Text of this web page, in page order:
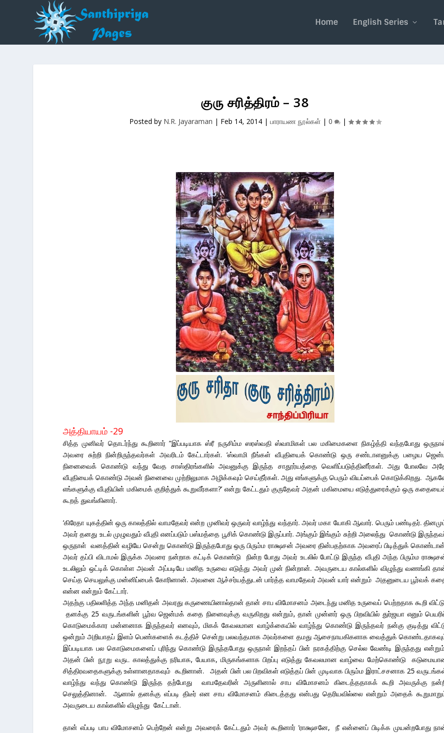
Home English Series
குரு சரித்திரம் – 38
Posted by N.R. Jayaraman | Feb 14, 2014| பாராயண நூல்கள்| 0 |
அத்தியாயம் -29
சித்த முனிவர் தொடர்ந்து கூறினார் ”இப்படியாக ஸ்ரீ நருசிம்ம ஸரஸ்வதி ஸ்வாமிகள் பல மகிமைகளை நிகழ்த்தி வந்தபோது
அவரை சுற்றி நின்றிருந்தவர்கள் அவரிடம் கேட்டார்கள். ‘ஸ்வாமி நீங்கள் வீபுதியைக் கொண்டு ஒரு சண்டாளனுக்கு பழைய
நினைவைக் கொண்டு வந்து வேத சாஸ்திரங்களில் அவனுக்கு இருந்த சாதூர்யத்தை வெளிப்படுத்தினீர்கள். அது போலவே
வீபுதியைக் கொண்டு அவன் நினைவை முற்றிலுமாக அழிக்கவும் செய்தீர்கள். அது எங்களுக்கு பெரும் வியப்பைக் கொடுக்கிறது.
எங்களுக்கு வீபுதியின் மகிமைக் குறித்துக் கூறுவீர்களா?’ என்று கேட்டதும் குருதேவர் அதன் மகிமையை எடுத்துரைக்கும் ஒரு
கூறத் துவங்கினார்.
‘கிரேதா யுகத்தின் ஒரு காலத்தில் வாமதேவர் என்ற முனிவர் ஒருவர் வாழ்ந்து வந்தார். அவர் மகா யோகி ஆவார். பெரும் பண்டிதர்.
அவர் தனது உடல் முழுவதும் வீபுதி எனப்படும் பஸ்மத்தை பூசிக் கொண்டு இருப்பார். அங்கும் இங்கும் சுற்றி அலைந்து கொண்டு
ஒருநாள் வனத்தின் வழியே சென்று கொண்டு இருந்தபோது ஒரு பிரும்ம ராக்ஷசன் அவரை தின்பதற்காக அவரைப் பிடித்துக்
அவர் தப்பி விடாமல் இருக்க அவரை நன்றாக கட்டிக் கொண்டு நின்ற போது அவர் உடலில் போட்டு இருந்த வீபுதி அந்த பிரும்ம
உடலிலும் ஒட்டிக் கொள்ள அவன் அப்படியே மனித உருவை எடுத்து அவர் முன் நின்றான். அவருடைய கால்களில் விழுந்து வணங்கி
செய்த செயலுக்கு மன்னிப்பைக் கோரினான். அவனை ஆச்சர்யத்துடன் பார்த்த வாமதேவர் அவன் யார் என்றும் அதனுடைய பூர்வக்
என்ன என்றும் கேட்டார்.
அதற்கு பதிலளித்த அந்த மனிதன் அவரது கருணையினால்தான் தான் சாப விமோசனம் அடைந்து மனித உருவைப் பெற்றதாக கூறி
தனக்கு 25 வருடங்களின் பூர்வ ஜென்மக் கதை நினைவுக்கு வருகிறது என்றும், தான் முன்னர் ஒரு பிறவியில் துர்ஜயா எனும்
கொடுமைக்கார மன்னனாக இருந்தவர் எனவும், மிகக் கேவலமான வாழ்க்கையில் வாழ்ந்து கொண்டு இருந்தவர் நன்கு குடித்து
ஒன்றும் அறியாதப் இளம் பெண்களைக் கடத்திச் சென்று பலவந்தமாக அவர்களை தமது ஆசைநாயகிகளாக வைத்துக்
இப்படியாக பல கொடுமைகளைப் புரிந்து கொண்டு இருந்தபோது ஒருநாள் இறந்தப் பின் நரகத்திற்கு செல்ல வேண்டி இருந்தது
அதன் பின் நூறு வருட காலத்துக்கு நரியாக, பேயாக, மிருகங்களாக பிறப்பு எடுத்து கேவலமான வாழ்வை மேற்கொண்டு
சித்திரவதைகளுக்கு உள்ளானதாகவும் கூறினான். அதன் பின் பல பிறவிகள் எடுத்தப் பின் முடிவாக பிரும்ம இராட்சசனாக 25
வாழ்ந்து வந்து கொண்டு இருந்த தற்போது வாமதேவரின் அருளினால் சாப விமோசனம் கிடைத்ததாகக் கூறி அவருக்கு
செலுத்தினான். ஆனால் தனக்கு எப்படி திடீர் என சாப விமோசனம் கிடைத்தது என்பது தெரியவில்லை என்றும் அதைக்
அவருடைய கால்களில் விழுந்து கேட்டான்.
தான் எப்படி பாப விமோசனம் பெற்றேன் என்று அவரைக் கேட்டதும் அவர் கூறினார் ‘ராக்ஷசனே, நீ என்னைப் பிடிக்க முயன்றபோது